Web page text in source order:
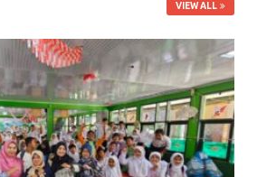
VIEW ALL